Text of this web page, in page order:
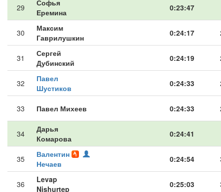
29
Софья
Еремина
0:23:47
30
Максим
Гаврилушкин
0:24:17
31
Сергей
Дубинский
0:24:19
32
Павел
Шустиков
0:24:33
33 Павел Михеев 0:24:33
34
Дарья
Комарова
0:24:41
35
Валентин
Нечаев
0:24:54
36
Levap
Nishurtep
0:25:03